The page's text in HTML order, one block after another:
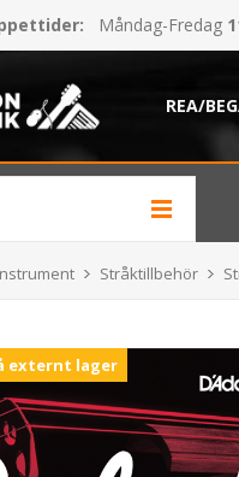
: Måndag-Fredag
REA/
Stråktillbehör
externt lager